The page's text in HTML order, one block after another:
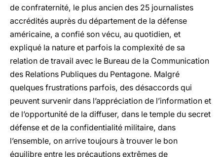
de confraternité, le plus ancien des 25 journalistes
accrédités auprès du département de la défense
américaine, a confié son vécu, au quotidien, et
expliqué la nature et parfois la complexité de sa
relation de travail avec le Bureau de la Communication
des Relations Publiques du Pentagone. Malgré
quelques frustrations parfois, des désaccords qui
peuvent survenir dans l’appréciation de l’information et
de l’opportunité de la diffuser, dans le temple du secret
défense et de la confidentialité militaire, dans
l’ensemble, on arrive toujours à trouver le bon
équilibre entre les précautions extrêmes de